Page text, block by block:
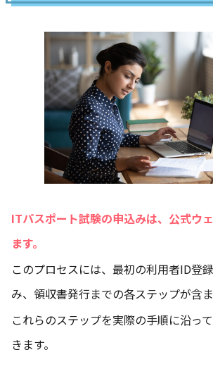
ITパスポート試験の申込みは、公式ウ
ます。
このプロセスには、最初の利用者ID登
み、領収書発行までの各ステップが含ま
これらのステップを実際の手順に沿っ
きます。